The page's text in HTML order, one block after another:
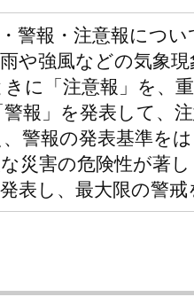
警報・注意報につい
や強風などの気象
に「注意報」を、
報」を発表して、
警報の発表基準を
災害の危険性が著
発表し、最大限の警